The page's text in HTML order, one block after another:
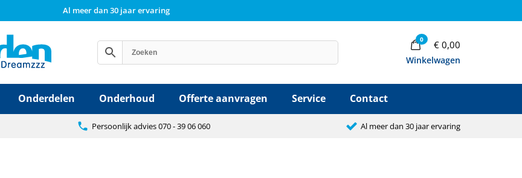
Al meer dan 30 jaar ervaring
0 €0,00
Winkelwagen
Onderdelen Onderhoud Offerte aanvragen Service Contact
Persoonlijk advies 070 - 39 06 060 Al meer dan 30 jaar ervaring